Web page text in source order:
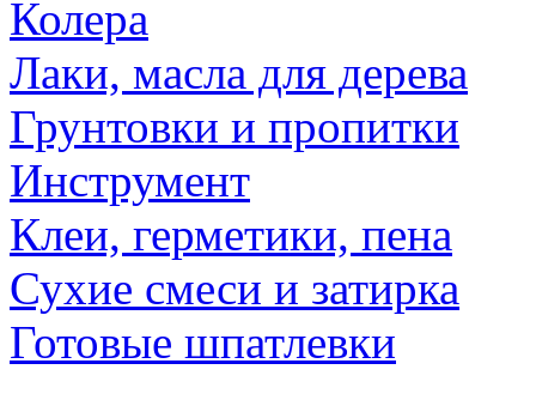
Колера
Лаки, масла для дерева
Грунтовки и пропитки
Инструмент
Клеи, герметики, пена
Сухие смеси и затирка
Готовые шпатлевки